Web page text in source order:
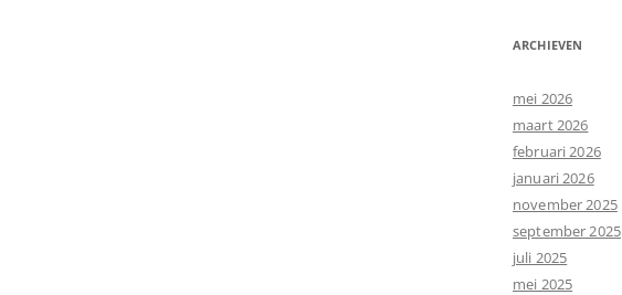
ARCHIEVEN
mei 2026
maart 2026
februari 2026
januari 2026
november 2025
september 2025
juli 2025
mei 2025